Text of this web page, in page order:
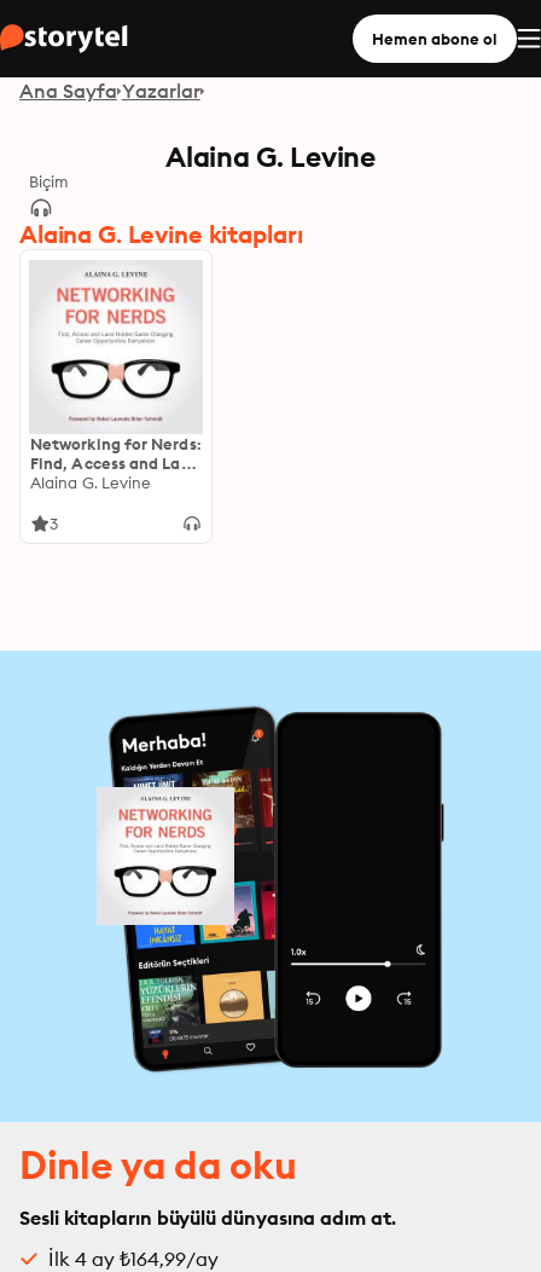
Hemen abone ol
Ana Sayfa Yazarlar
Alaina G. Levine
Biçim
Alaina G. Levine kitapları
Networking for Nerds:
Find, Access and Land
Hidden Game-
Opportunities
Alaina G. Levine
3
Dinle ya da oku
Sesli kitapların büyülü dünyasına adım at.
İlk 4 ay ₺164,99/ay